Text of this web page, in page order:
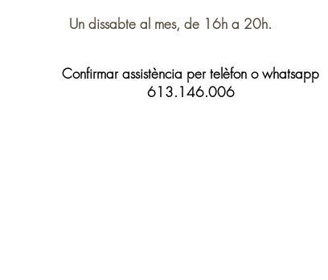
Un dissabte al mes, de 16h a 20h.
Confirmar assistència per telèfon o whatsapp
613.146.006